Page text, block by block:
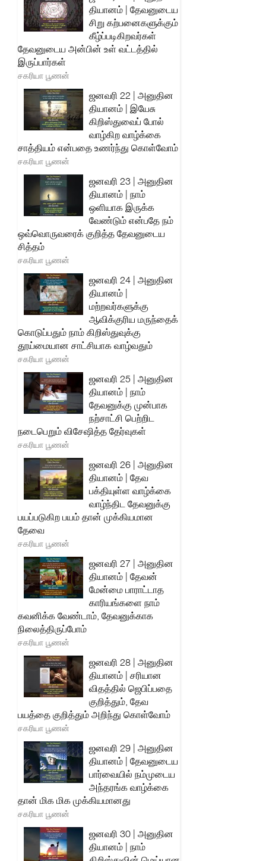
தியானம் | தேவனுடைய
சிறு கற்பனைகளுக்கும்
கீழ்ப்படிகிறவர்கள்
தேவனுடைய அன்பின் உள் வட்டத்தில்
இருப்பார்கள்
சகரியா பூணன்
ஜனவரி 22 | அனுதின
தியானம் | இயேசு
கிறிஸ்துவைப் போல்
வாழ்கிற வாழ்க்கை
சாத்தியம் என்பதை உணர்ந்து கொள்வோம்
சகரியா பூணன்
ஜனவரி 23 | அனுதின
தியானம் | நாம்
ஒளியாக இருக்க
வேண்டும் என்பதே நம்
ஒவ்வொருவரைக் குறித்த தேவனுடைய
சித்தம்
சகரியா பூணன்
ஜனவரி 24 | அனுதின
தியானம் |
மற்றவர்களுக்கு
ஆவிக்குரிய மருந்தைக்
கொடுப்பதும் நாம் கிறிஸ்துவுக்கு
தூய்மையான சாட்சியாக வாழ்வதும்
சகரியா பூணன்
ஜனவரி 25 | அனுதின
தியானம் | நாம்
தேவனுக்கு முன்பாக
நற்சாட்சி பெற்றிட
நடைபெறும் விசேஷித்த தேர்வுகள்
சகரியா பூணன்
ஜனவரி 26 | அனுதின
தியானம் | தேவ
பக்தியுள்ள வாழ்க்கை
வாழ்ந்திட தேவனுக்கு
பயப்படுகிற பயம் தான் முக்கியமான
தேவை
சகரியா பூணன்
ஜனவரி 27 | அனுதின
தியானம் | தேவன்
மேன்மை பாராட்டாத
காரியங்களை நாம்
கவனிக்க வேண்டாம், தேவனுக்காக
நிலைத்திருப்போம்
சகரியா பூணன்
ஜனவரி 28 | அனுதின
தியானம் | சரியான
விதத்தில் ஜெபிப்பதை
குறித்தும், தேவ
பயத்தை குறித்தும் அறிந்து கொள்வோம்
சகரியா பூணன்
ஜனவரி 29 | அனுதின
தியானம் | தேவனுடைய
பார்வையில் நம்முடைய
அந்தரங்க வாழ்க்கை
தான் மிக மிக முக்கியமானது
சகரியா பூணன்
ஜனவரி 30 | அனுதின
தியானம் | நாம்